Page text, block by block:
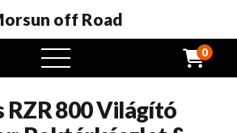
off Road
Nyissa
meg
menüt
0
RZR 800 Világító